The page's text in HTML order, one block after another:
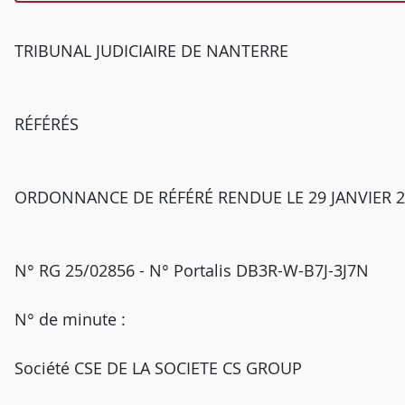
TRIBUNAL JUDICIAIRE DE NANTERRE
RÉFÉRÉS
ORDONNANCE DE RÉFÉRÉ RENDUE LE 29 JANVIER
N° RG 25/02856 - N° Portalis DB3R-W-B7J-3J7N
N° de minute :
Société CSE DE LA SOCIETE CS GROUP